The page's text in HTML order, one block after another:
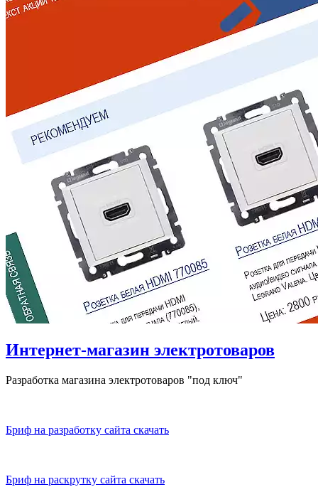
Интернет-магазин электротоваров
Разработка магазина электротоваров "под ключ"
Бриф на разработку сайта скачать
Бриф на раскрутку сайта скачать